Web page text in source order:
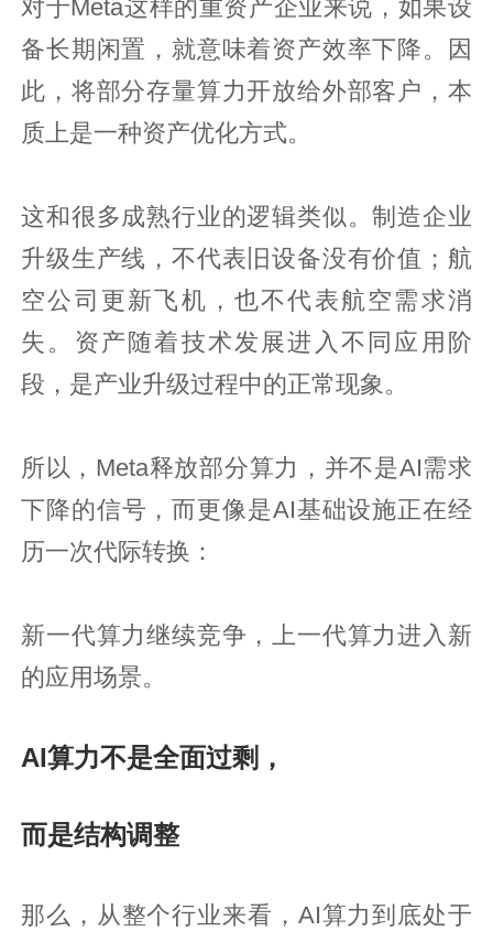
对于Meta这样的重资产企业来说，如果设
备长期闲置，就意味着资产效率下降。因
此，将部分存量算力开放给外部客户，本
质上是一种资产优化方式。
这和很多成熟行业的逻辑类似。制造企业
升级生产线，不代表旧设备没有价值；航
空公司更新飞机，也不代表航空需求消
失。资产随着技术发展进入不同应用阶
段，是产业升级过程中的正常现象。
所以，Meta释放部分算力，并不是AI需求
下降的信号，而更像是AI基础设施正在经
历一次代际转换：
新一代算力继续竞争，上一代算力进入新
的应用场景。
AI算力不是全面过剩，
而是结构调整
那么，从整个行业来看，AI算力到底处于